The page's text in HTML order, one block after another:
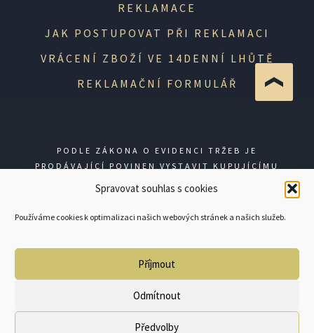
Spravovat souhlas s cookies
Používáme cookies k optimalizaci našich webových stránek a našich služeb.
Příjmout
Odmítnout
Předvolby
REKLAMACE
JAK POSTUPOVAT PŘI REKLAMACI
VRÁCENÍ ZBOŽÍ VE 14DENNÍ LHŮTĚ
REKLAMAČNÍ FORMULÁŘ
PODLE ZÁKONA O EVIDENCI TRŽEB JE
PRODÁVAJÍCÍ POVINEN VYSTAVIT KUPUJÍCÍMU
PŘIJATOU TRŽBU U SPRÁVCE DANĚ ONLINE; V
PŘÍPADĚ TECHNICKÉHO VÝPADKU PAK NEJPOZDĚJI
© GUNSHOP 2026